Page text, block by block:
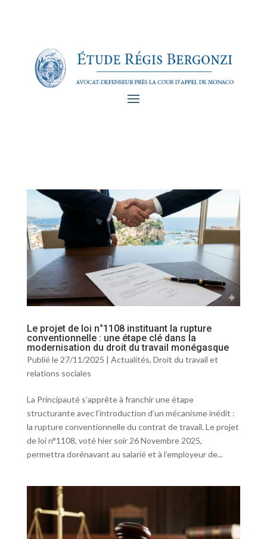
Le projet de loi n°1108 instituant la rupture
conventionnelle : une étape clé dans la
modernisation du droit du travail monégasque
Publié le 27/11/2025 | Actualités, Droit du travail et
relations sociales
La Principauté s’apprête à franchir une étape
structurante avec l’introduction d’un mécanisme inédit :
la rupture conventionnelle du contrat de travail. Le projet
de loi n°1108, voté hier soir 26 Novembre 2025,
permettra dorénavant au salarié et à l’employeur de...